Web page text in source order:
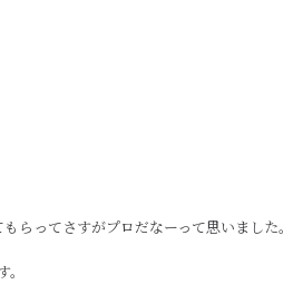
らってさすがプロだなーって思いました。